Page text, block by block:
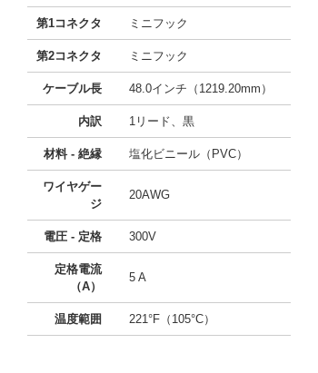
第1コネクタ ミニフック
第2コネクタ ミニフック
ケーブル長 48.0インチ（1219.20mm）
内訳 1リード、黒
材料 - 絶縁 塩化ビニール（PVC）
ワイヤゲー
ジ
20AWG
電圧 - 定格 300V
定格電流
（A）
5 A
温度範囲 221°F（105°C）